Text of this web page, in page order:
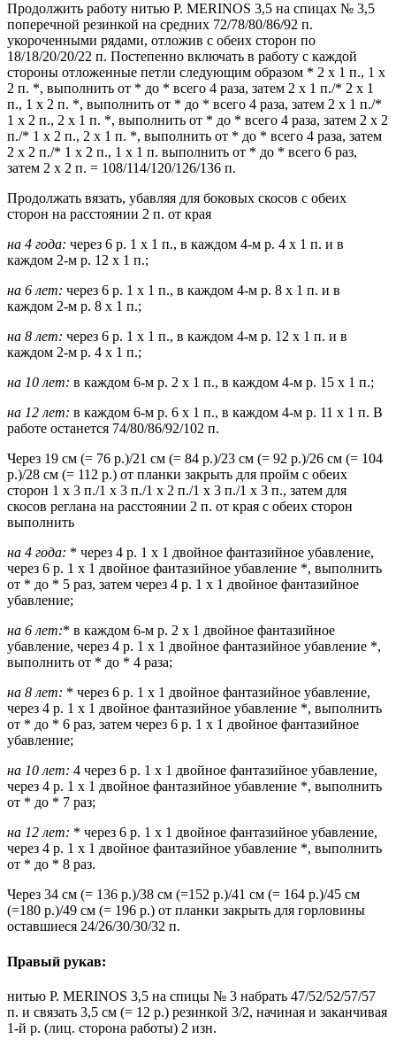
Продолжить работу нитью P. MERINOS 3,5 на спицах № 3,5
поперечной резинкой на средних 72/78/80/86/92 п.
укороченными рядами, отложив с обеих сторон по
18/18/20/20/22 п. Постепенно включать в работу с каждой
стороны отложенные петли следующим образом * 2 х 1 п., 1 х
2 п. *, выполнить от * до * всего 4 раза, затем 2 х 1 п./* 2 х 1
п., 1 х 2 п. *, выполнить от * до * всего 4 раза, затем 2 х 1 п./*
1 х 2 п., 2 х 1 п. *, выполнить от * до * всего 4 раза, затем 2 x 2
п./* 1 х 2 п., 2 х 1 п. *, выполнить от * до * всего 4 раза, затем
2 x 2 п./* 1 х 2 п., 1 х 1 п. выполнить от * до * всего 6 раз,
затем 2 х 2 п. = 108/114/120/126/136 п.
Продолжать вязать, убавляя для боковых скосов с обеих
сторон на расстоянии 2 п. от края
на 4 года: через 6 р. 1 х 1 п., в каждом 4-м р. 4 х 1 п. и в
каждом 2-м р. 12 х 1 п.;
на 6 лет: через 6 р. 1 х 1 п., в каждом 4-м р. 8 х 1 п. и в
каждом 2-м р. 8 х 1 п.;
на 8 лет: через 6 р. 1 х 1 п., в каждом 4-м р. 12 х 1 п. и в
каждом 2-м р. 4 х 1 п.;
на 10 лет: в каждом 6-м р. 2 х 1 п., в каждом 4-м р. 15 х 1 п.;
на 12 лет: в каждом 6-м р. 6 х 1 п., в каждом 4-м р. 11 х 1 п. В
работе останется 74/80/86/92/102 п.
Через 19 см (= 76 р.)/21 см (= 84 р.)/23 см (= 92 р.)/26 см (= 104
р.)/28 см (= 112 р.) от планки закрыть для пройм с обеих
сторон 1 х 3 п./1 х 3 п./1 х 2 п./1 х 3 п./1 х 3 п., затем для
скосов реглана на расстоянии 2 п. от края с обеих сторон
выполнить
на 4 года: * через 4 р. 1 х 1 двойное фантазийное убавление,
через 6 р. 1 х 1 двойное фантазийное убавление *, выполнить
от * до * 5 раз, затем через 4 р. 1 х 1 двойное фантазийное
убавление;
на 6 лет:* в каждом 6-м р. 2 х 1 двойное фантазийное
убавление, через 4 р. 1 х 1 двойное фантазийное убавление *,
выполнить от * до * 4 раза;
на 8 лет: * через 6 р. 1 х 1 двойное фантазийное убавление,
через 4 р. 1 х 1 двойное фантазийное убавление *, выполнить
от * до * 6 раз, затем через 6 р. 1 х 1 двойное фантазийное
убавление;
на 10 лет: 4 через 6 р. 1 х 1 двойное фантазийное убавление,
через 4 р. 1 х 1 двойное фантазийное убавление *, выполнить
от * до * 7 раз;
на 12 лет: * через 6 р. 1 х 1 двойное фантазийное убавление,
через 4 р. 1 х 1 двойное фантазийное убавление *, выполнить
от * до * 8 раз.
Через 34 см (= 136 р.)/38 см (=152 р.)/41 см (= 164 р.)/45 см
(=180 р.)/49 см (= 196 р.) от планки закрыть для горловины
оставшиеся 24/26/30/30/32 п.
Правый рукав:
нитью P. MERINOS 3,5 на спицы № 3 набрать 47/52/52/57/57
п. и связать 3,5 см (= 12 р.) резинкой 3/2, начиная и заканчивая
1-й р. (лиц. сторона работы) 2 изн.